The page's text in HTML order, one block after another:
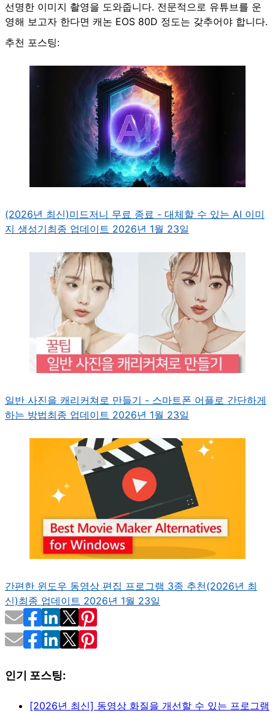
선명한 이미지 촬영을 도와줍니다. 전문적으로 유튜브를 운
영해 보고자 한다면 캐논 EOS 80D 정도는 갖추어야 합니다.
추천 포스팅:
(2026년 최신)미드저니 무료 종료 - 대체할 수 있는 AI 이미
지 생성기최종 업데이트 2026년 1월 23일
일반 사진을 캐리커쳐로 만들기 - 스마트폰 어플로 간단하게
하는 방법최종 업데이트 2026년 1월 23일
간편한 윈도우 동영상 편집 프로그램 3종 추천(2026년 최
신)최종 업데이트 2026년 1월 23일
인기 포스팅:
[2026년 최신] 동영상 화질을 개선할 수 있는 프로그램